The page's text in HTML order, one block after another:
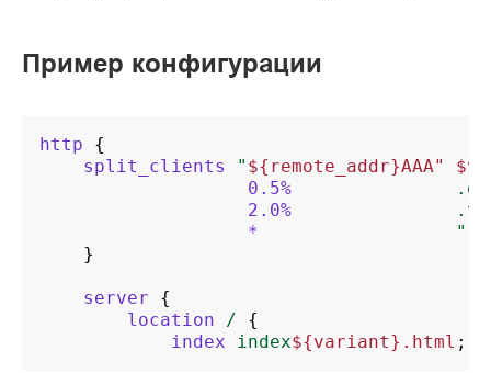
Пример конфигурации
http
{
split_clients
" ${remote_addr}AAA"
0.5%
2.0%
*
""
}
server
{
location
/
{
index
index${variant}.html ;